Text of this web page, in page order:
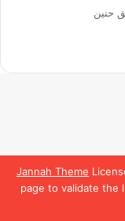
Jannah Theme
page to validate the
حنين